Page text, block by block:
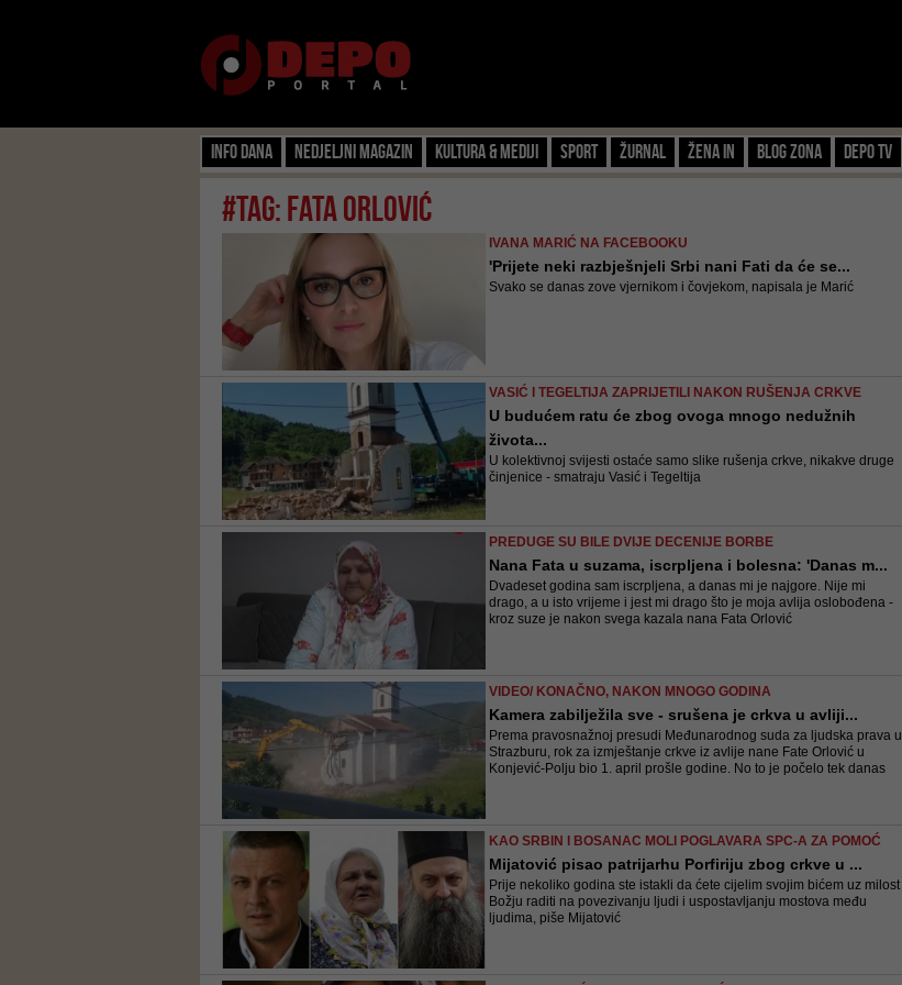
Info dana Nedjeljni magazin Kultura & Mediji Sport Žurnal Žena IN Blog zona Depo TV
#tag: fata orlović
IVANA MARIĆ NA FACEBOOKU
'Prijete neki razbješnjeli Srbi nani Fati da će se...
Svako se danas zove vjernikom i čovjekom, napisala je Marić
VASIĆ I TEGELTIJA ZAPRIJETILI NAKON RUŠENJA CRKVE
U budućem ratu će zbog ovoga mnogo nedužnih
života...
U kolektivnoj svijesti ostaće samo slike rušenja crkve, nikakve druge
činjenice - smatraju Vasić i Tegeltija
PREDUGE SU BILE DVIJE DECENIJE BORBE
Nana Fata u suzama, iscrpljena i bolesna: 'Danas m...
Dvadeset godina sam iscrpljena, a danas mi je najgore. Nije mi
drago, a u isto vrijeme i jest mi drago što je moja avlija oslobođena -
kroz suze je nakon svega kazala nana Fata Orlović
VIDEO/ KONAČNO, NAKON MNOGO GODINA
Kamera zabilježila sve - srušena je crkva u avliji...
Prema pravosnažnoj presudi Međunarodnog suda za ljudska prava u
Strazburu, rok za izmještanje crkve iz avlije nane Fate Orlović u
Konjević-Polju bio 1. april prošle godine. No to je počelo tek danas
KAO SRBIN I BOSANAC MOLI POGLAVARA SPC-A ZA POMOĆ
Mijatović pisao patrijarhu Porfiriju zbog crkve u ...
Prije nekoliko godina ste istakli da ćete cijelim svojim bićem uz milost
Božju raditi na povezivanju ljudi i uspostavljanju mostova među
ljudima, piše Mijatović